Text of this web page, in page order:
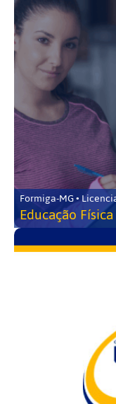
Formiga-MG •
Educação